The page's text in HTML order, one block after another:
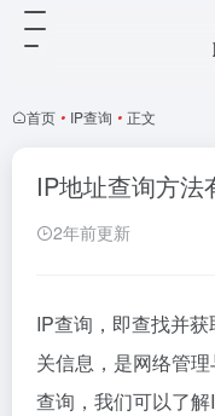
首页 • IP查询 • 正文
IP地址查询方法
2年前更新
IP查询，即查找并
关信息，是网络管
查询，我们可以了解